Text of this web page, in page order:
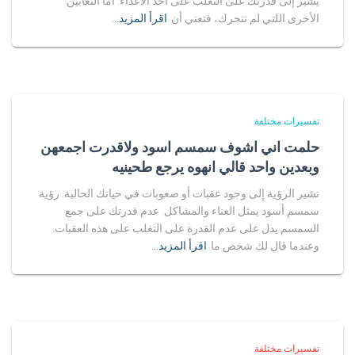
الأخرى اللتي لم تتحرك، فتعني أن اقرأ المزيد…
تفسيرات مختلفة
حلمت اني اشوف سمسم اسود ولاقدرت اجمعهن
وبعدين واحد قالي انهوه يرجع طحينيه
تشير الرؤية إلى وجود عقبات أو صعوبات في حياتك الحالية. رؤية
سمسم أسود يمثل العناء والمشاكل. عدم قدرتك على جمع
السمسم يدل على عدم القدرة على التغلب على هذه العقبات.
وعندما قال لك شخص ما اقرأ المزيد…
تفسيرات مختلفة